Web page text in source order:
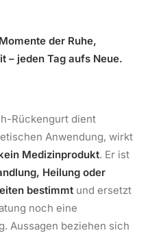
der Ruhe,
– jeden Tag aufs Neue.
Rückengurt dient
Anwendung, wirkt
Medizinprodukt. Er ist
Heilung oder
bestimmt und ersetzt
noch eine
Aussagen beziehen sich